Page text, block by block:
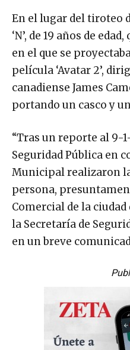
En el lugar del tiroteo
‘N’, de 19 años de
en el que se
película ‘Avatar 2’,
canadiense James
portando un casco y
“Tras un reporte al 9-
Seguridad Pública en
Municipal realizaron
persona,
Comercial de la ciudad
la Secretaría de
en un breve